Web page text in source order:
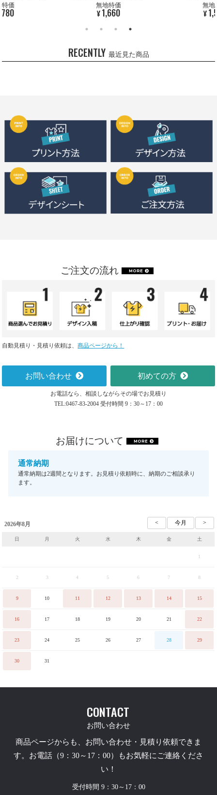
特価
無地特価
¥1,660
無地
¥
RECENTLY 最近見た商品
ご注文の流れ MORE
自動見積り・見積り依頼は、商品ページから！
お問い合わせ 初めての方
お電話なら、相談しながらその場でお見積り
TEL:0467-83-2004 受付時間 9：30～17：00
お届けについて MORE
通常納期
通常納期は2週間となります。お見積り依頼時に、納期のご相談承り
ます。
2026年8月
日 月 火 水 木 金 土
1
2 3 4 5 6 7 8
9 10 11 12 13 14 15
16 17 18 19 20 21 22
23 24 25 26 27 28 29
30 31
CONTACT
お問い合わせ
商品ページからも、お問い合わせ・見積り依頼できま
す。お電話（9：30～17：00）もお気軽にご連絡くださ
い！
受付時間 9：30～17：00